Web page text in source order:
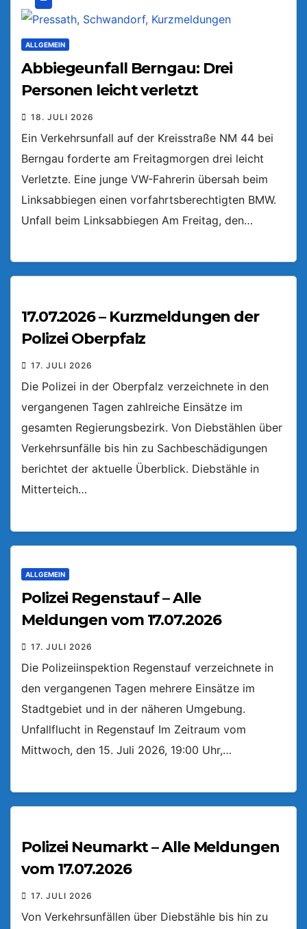
ALLGEMEIN
Abbiegeunfall Berngau: Drei
Personen leicht verletzt
18. JULI 2026
Ein Verkehrsunfall auf der Kreisstraße NM 44 bei
Berngau forderte am Freitagmorgen drei leicht
Verletzte. Eine junge VW-Fahrerin übersah beim
Linksabbiegen einen vorfahrtsberechtigten BMW.
Unfall beim Linksabbiegen Am Freitag, den…
17.07.2026 – Kurzmeldungen der
Polizei Oberpfalz
17. JULI 2026
Die Polizei in der Oberpfalz verzeichnete in den
vergangenen Tagen zahlreiche Einsätze im
gesamten Regierungsbezirk. Von Diebstählen über
Verkehrsunfälle bis hin zu Sachbeschädigungen
berichtet der aktuelle Überblick. Diebstähle in
Mitterteich…
ALLGEMEIN
Polizei Regenstauf – Alle
Meldungen vom 17.07.2026
17. JULI 2026
Die Polizeiinspektion Regenstauf verzeichnete in
den vergangenen Tagen mehrere Einsätze im
Stadtgebiet und in der näheren Umgebung.
Unfallflucht in Regenstauf Im Zeitraum vom
Mittwoch, den 15. Juli 2026, 19:00 Uhr,…
Polizei Neumarkt – Alle Meldungen
vom 17.07.2026
17. JULI 2026
Von Verkehrsunfällen über Diebstähle bis hin zu